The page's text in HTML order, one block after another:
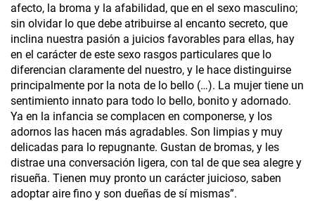
afecto, la broma y la afabilidad, que en el sexo masculino;
sin olvidar lo que debe atribuirse al encanto secreto, que
inclina nuestra pasión a juicios favorables para ellas, hay
en el carácter de este sexo rasgos particulares que lo
diferencian claramente del nuestro, y le hace distinguirse
principalmente por la nota de lo bello (…). La mujer tiene un
sentimiento innato para todo lo bello, bonito y adornado.
Ya en la infancia se complacen en componerse, y los
adornos las hacen más agradables. Son limpias y muy
delicadas para lo repugnante. Gustan de bromas, y les
distrae una conversación ligera, con tal de que sea alegre y
risueña. Tienen muy pronto un carácter juicioso, saben
adoptar aire fino y son dueñas de sí mismas”.